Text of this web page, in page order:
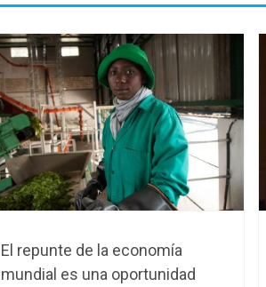
El repunte de la economía
mundial es una oportunidad